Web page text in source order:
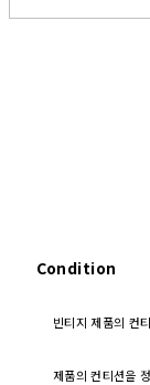
Condition
빈티지 제품의 컨
제품의 컨티션을